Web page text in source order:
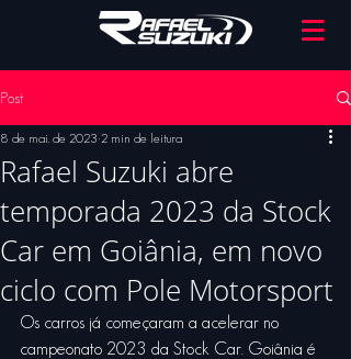
Post
Rafael Suzuki abre
temporada 2023 da Stock
Car em Goiânia, em novo
ciclo com Pole Motorsport
8 de mai. de 2023 2 min de leitura
Os carros já começaram a acelerar no
campeonato 2023 da Stock Car. Goiânia é